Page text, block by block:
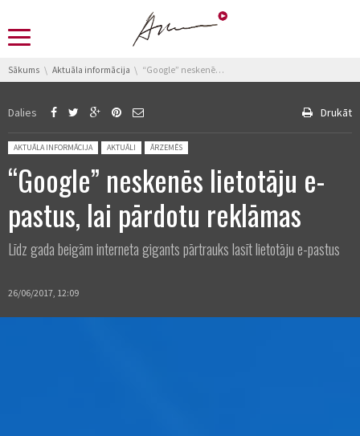
You are here:
Sākums Aktuāla informācija “Google” neskenēs lietotāju e-pastus, lai pārdotu reklāmas
Dalies Drukāt
Posted in:
AKTUĀLA INFORMĀCIJA AKTUĀLI ĀRZEMĒS
“Google” neskenēs lietotāju e-
pastus, lai pārdotu reklāmas
Līdz gada beigām interneta gigants pārtrauks lasīt lietotāju e-pastus
26/06/2017, 12:09